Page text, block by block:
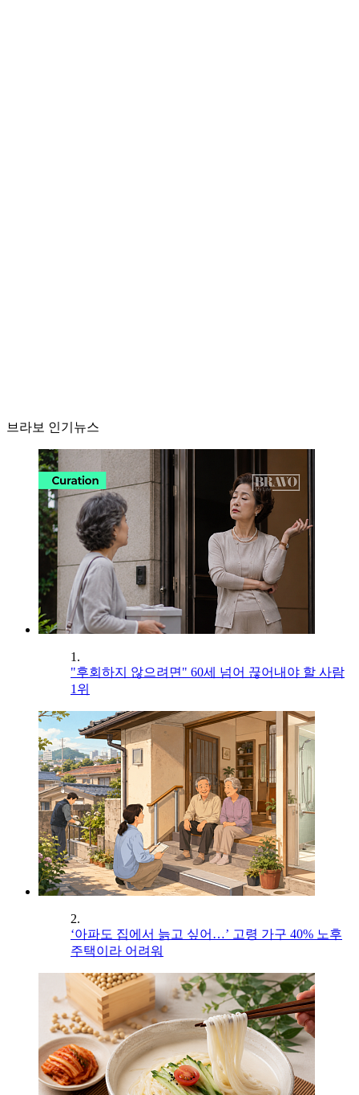
브라보 인기뉴스
1.
"후회하지 않으려면" 60세 넘어 끊어내야 할 사람
1위
2.
‘아파도 집에서 늙고 싶어…’ 고령 가구 40% 노후
주택이라 어려워